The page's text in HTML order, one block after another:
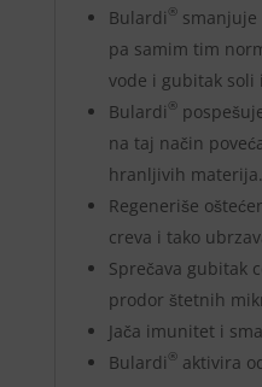
Bulardi ®smanjuje
pa samim tim
vode i gubitak soli
Bulardi ®
na taj način
hranljivih materija.
Regeneriše
creva i tako
Sprečava gubitak
prodor štetnih
Jača imunitet i
Bulardi ®aktivira